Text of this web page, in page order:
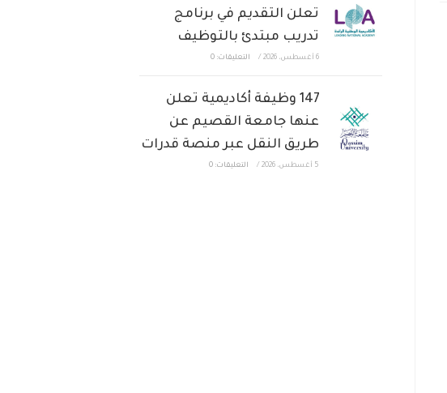
تعلن التقديم في برنامج
تدريب مبتدئ بالتوظيف
6 أغسطس، 2026 / التعليقات: 0
147 وظيفة أكاديمية تعلن
عنها جامعة القصيم عن
طريق النقل عبر منصة قدرات
5 أغسطس، 2026 / التعليقات: 0